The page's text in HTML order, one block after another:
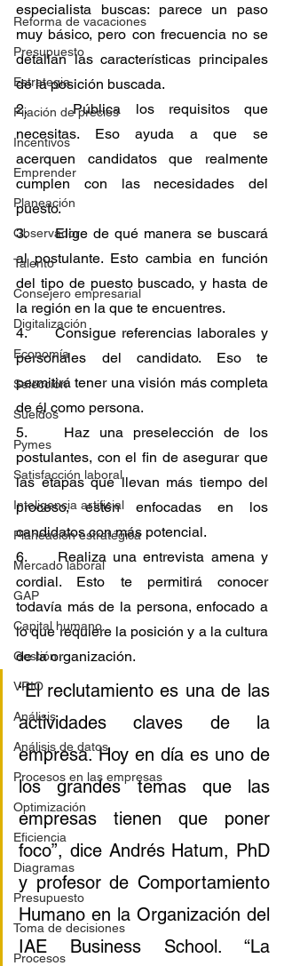
Reforma de vacaciones
Presupuesto
Estrategia
Fijación de precios
Incentivos
Emprender
Planeación
Observador
Talento
Consejero empresarial
Digitalización
Economía
Selección
Sueldos
Pymes
Satisfacción laboral
Inteligencia artificial
Planeación estratégica
Mercado laboral
GAP
Capital humano
Gestión
VRIO
Análisis
Análisis de datos
Procesos en las empresas
Optimización
Eficiencia
Diagramas
Presupuesto
Toma de decisiones
Procesos
especialista buscas: parece un paso
muy básico, pero con frecuencia no se
detallan las características principales
de la posición buscada.
2. 	Pública los requisitos que
necesitas. Eso ayuda a que se
acerquen candidatos que realmente
cumplen con las necesidades del
puesto.
3. 	Elige de qué manera se buscará
al postulante. Esto cambia en función
del tipo de puesto buscado, y hasta de
la región en la que te encuentres.
4. 	Consigue referencias laborales y
personales del candidato. Eso te
permitirá tener una visión más completa
de él como persona.
5. 	Haz una preselección de los
postulantes, con el fin de asegurar que
las etapas que llevan más tiempo del
proceso, estén enfocadas en los
candidatos con más potencial.
6. 	Realiza una entrevista amena y
cordial. Esto te permitirá conocer
todavía más de la persona, enfocado a
lo que requiere la posición y a la cultura
de la organización.
“El reclutamiento es una de las
actividades claves de la
empresa. Hoy en día es uno de
los grandes temas que las
empresas tienen que poner
foco”, dice Andrés Hatum, PhD
y profesor de Comportamiento
Humano en la Organización del
IAE Business School. “La